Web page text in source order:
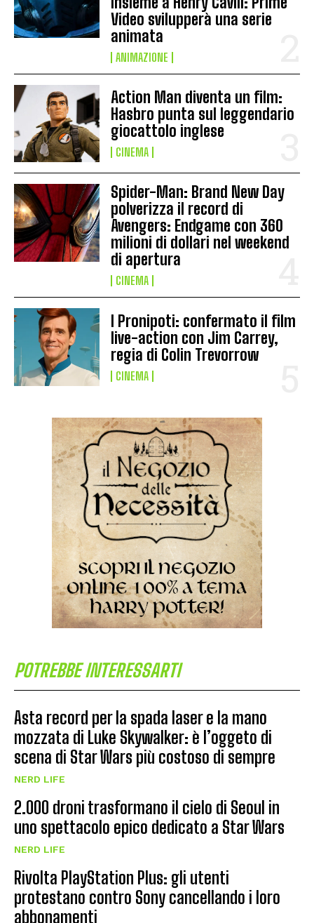
Video svilupperà una serie
animata
ANIMAZIONE
Action Man diventa un film:
Hasbro punta sul leggendario
giocattolo inglese
CINEMA
Spider-Man: Brand New Day
polverizza il record di
Avengers: Endgame con 360
milioni di dollari nel weekend
di apertura
CINEMA
I Pronipoti: confermato il film
live-action con Jim Carrey,
regia di Colin Trevorrow
CINEMA
POTREBBE INTERESSARTI
Asta record per la spada laser e la mano
mozzata di Luke Skywalker: è l’oggeto di
scena di Star Wars più costoso di sempre
NERD LIFE
2.000 droni trasformano il cielo di Seoul in
uno spettacolo epico dedicato a Star Wars
NERD LIFE
Rivolta PlayStation Plus: gli utenti
protestano contro Sony cancellando i loro
abbonamenti